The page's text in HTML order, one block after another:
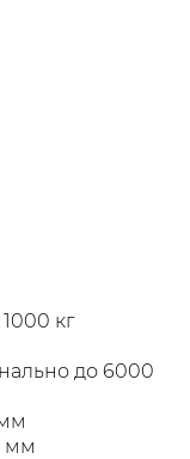
кг
до 6000
мм